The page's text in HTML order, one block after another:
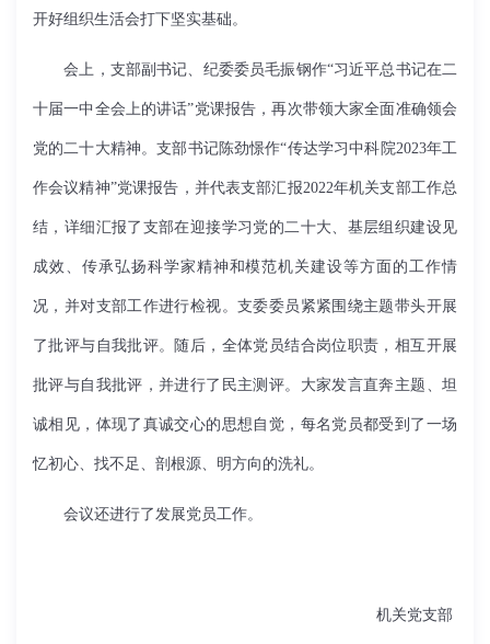
开好组织生活会打下坚实基础。
会上，支部副书记、纪委委员毛振钢作“习近平总书记在二
十届一中全会上的讲话”党课报告，再次带领大家全面准确领会
党的二十大精神。支部书记陈劲憬作“传达学习中科院2023年工
作会议精神”党课报告，并代表支部汇报2022年机关支部工作总
结，详细汇报了支部在迎接学习党的二十大、基层组织建设见
成效、传承弘扬科学家精神和模范机关建设等方面的工作情
况，并对支部工作进行检视。支委委员紧紧围绕主题带头开展
了批评与自我批评。随后，全体党员结合岗位职责，相互开展
批评与自我批评，并进行了民主测评。大家发言直奔主题、坦
诚相见，体现了真诚交心的思想自觉，每名党员都受到了一场
忆初心、找不足、剖根源、明方向的洗礼。
会议还进行了发展党员工作。
机关党支部